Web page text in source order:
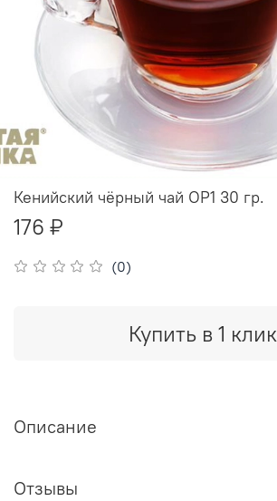
(0)
Кенийский чёрный чай OP1 30 гр.
176 ₽
Купить в 1 клик
Описание
Отзывы